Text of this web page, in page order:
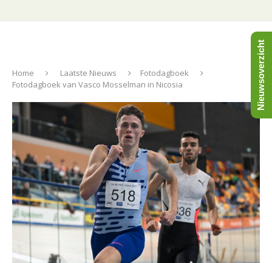
Home Laatste Nieuws
Fotodagboek
Fotodagboek van Vasco Mosselman in Nicosia
Nieuwsoverzicht